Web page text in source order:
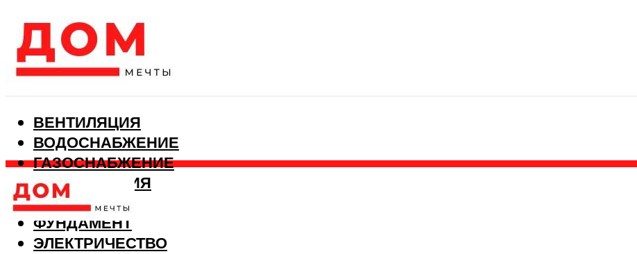
ВЕНТИЛЯЦИЯ
ВОДОСНАБЖЕНИЕ
ГАЗОСНАБЖЕНИЕ
КАНАЛИЗАЦИЯ
ОТОПЛЕНИЕ
ФУНДАМЕНТ
ЭЛЕКТРИЧЕСТВО